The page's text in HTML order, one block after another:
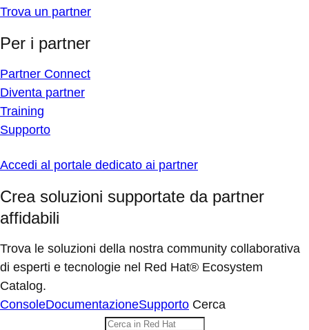
Trova un partner
Per i partner
Partner Connect
Diventa partner
Training
Supporto
Accedi al portale dedicato ai partner
Crea soluzioni supportate da partner
affidabili
Trova le soluzioni della nostra community collaborativa
di esperti e tecnologie nel Red Hat® Ecosystem
Catalog.
ConsoleDocumentazioneSupporto Cerca